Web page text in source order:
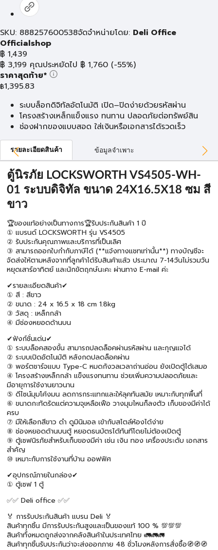
SKU: 888257600538จัดจำหน่ายโดย: Deli Office
Officialshop
฿ 1,439
฿ 3,199 คุณประหยัดไป ฿ 1,760 (-55%)
ราคาสุดท้าย*
฿1,395.83
ระบบล็อกดิจิทัลอัตโนมัติ เปิด–ปิดง่ายด้วยรหัสผ่าน
โครงสร้างเหล็กแข็งแรง ทนทาน ปลอดภัยต่อทรัพย์สิน
ช่องฝากของแบบสอด ใส่เงินหรือเอกสารได้รวดเร็ว
รายละเอียดสินค้า ข้อมูลจำเพาะ
ตู้นิรภัย LOCKSWORTH VS4505-WH-
01 ระบบดิจิทัล ขนาด 24X16.5X18 ซม สี
ขาว
🏆ของแท้อย่างเป็นทางการ🏆รับประกันสินค้า 1 ปี
① แบรนด์ LOCKSWORTH รุ่น VS4505
② รับประกันคุณภาพและบริการที่เป็นเลิศ
③ สามารถออกใบกำกับภาษีได้ (**แจ้งทางแชทเท่านั้น**) ทางบัญชีจะ
จัดส่งให้ตามหลังจากที่ลูกค้าได้รับสินค้าแล้ว ประมาณ 7-14วันไม่รวมวัน
หยุดเสาร์อาทิตย์ และนักขัตฤกษ์นะคะ ผ่านทาง E-mail ค่ะ
✔รายละเอียดสินค้า✔
① สี : สีขาว
② ขนาด : 24 x 16.5 x 18 cm 1.8kg
③ วัสดุ : เหล็กกล้า
④ มีช่องหยอดด้านบน
✔ฟังก์ชั่นเด่น✔
① ระบบล็อคสองขั้น สามารถปลดล็อคผ่านรหัสผ่าน และกุญแจได้
② ระบบเปิดอัตโนมัติ หลังกดปลดล็อคผ่าน
③ พอร์ตชาร์จแบบ Type-C หมดกังวลเวลาถ่านอ่อน ยังเปิดตู้ได้เสมอ
④ โครงสร้างเหล็กกล้า แข็งแรงทนทาน ช่วยเพิ่มความปลอดภัยและ
มีอายุการใช้งานยาวนาน
⑤ ดีไซน์มุมโค้งมน ลดการกระแทกและให้ลุคทันสมัย เหมาะกับทุกพื้นที่
⑥ ขนาดกะทัดรัดแต่ความจุเหลือเฟือ วางมุมไหนก็ลงตัว เก็บของมีค่าได้
ครบ
⑦ มีให้เลือกสีขาว ดำ ดูมินิมอล เข้ากับสไตล์ห้องได้ง่าย
⑧ ช่องหยอดด้านบนตู้ หยอดธนบัตรได้ทันทีโดยไม่ต้องเปิดตู้
⑨ ตู้เซฟนิรภัยสำหรับเก็บของมีค่า เช่น เงิน ทอง เครื่องประดับ เอกสาร
สำคัญ
⑩ เหมาะกับการใช้งานที่บ้าน ออฟฟิศ
✔อุปกรณ์ภายในกล่อง✔
① ตู้เซฟ 1 ตู้
✅✅ Deli office ✅✅
🏅 การรับประกันสินค้า แบรน Deli 🏅
สินค้าทุกชิ้น มีการรับประกันสูงและเป็นของแท้ 100 % 💯💯💯
สินค้าทั้งหมดถูกส่งจากคลังสินค้าในประเทศไทย 🚛🚛🚛
สินค้าทุกชิ้นรับประกันว่าจะส่งออกภาย 48 ชั่วโมงหลังการสั่งซื้อ🧭🧭🧭